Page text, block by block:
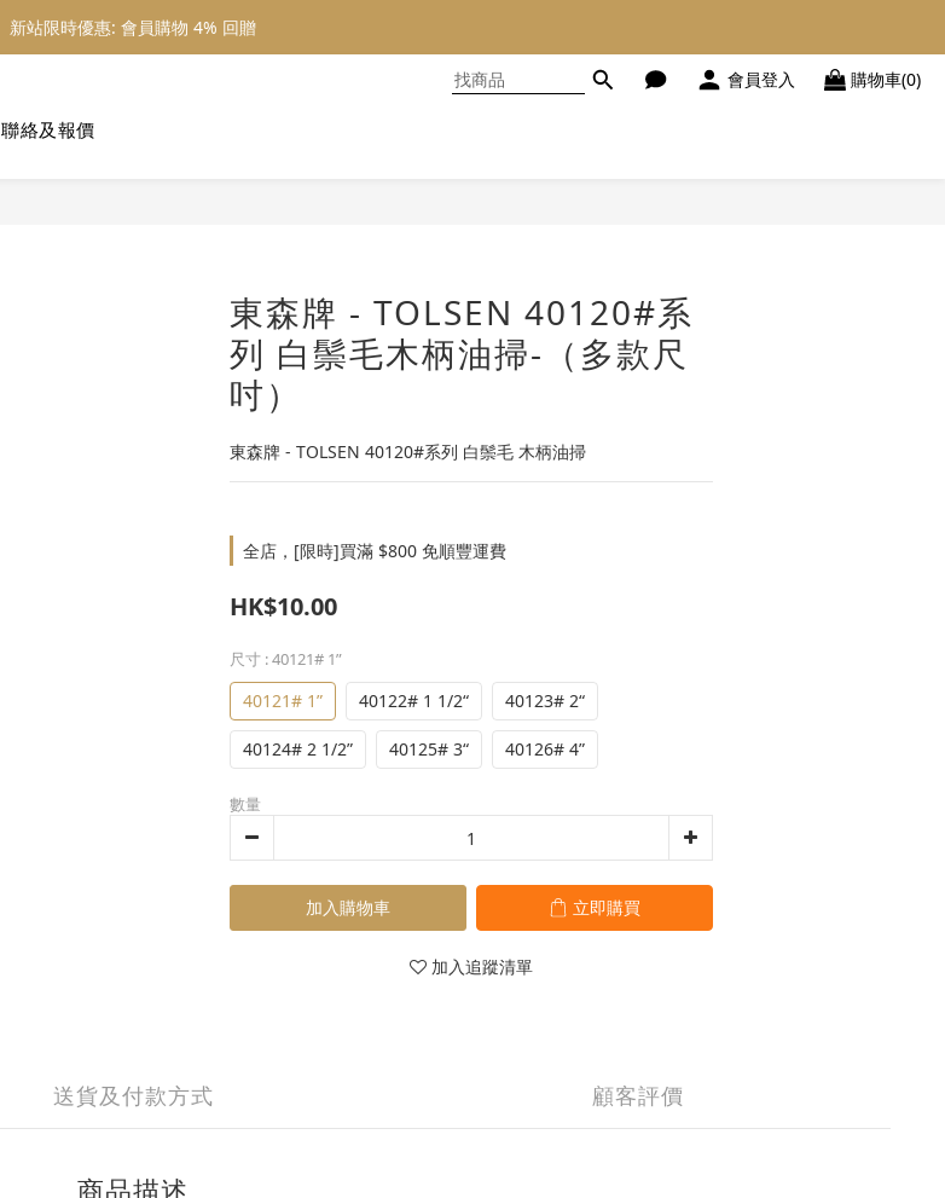
新站限時優惠: 會員購物 4% 回贈
新站限時優惠: 會員購物 4% 回贈
新站限時優惠: 會員購物 4% 回贈
會員登入 購物車(0)
聯絡及報價
東森牌 - TOLSEN 40120#系
列 白鬃毛木柄油掃-（多款尺
吋）
東森牌 - TOLSEN 40120#系列 白鬃毛 木柄油掃
全店，[限時]買滿 $800 免順豐運費
HK$10.00
尺寸 : 40121# 1”
40121# 1” 40122# 1 1/2“ 40123# 2“
40124# 2 1/2” 40125# 3“ 40126# 4”
數量
加入購物車 立即購買
加入追蹤清單
送貨及付款方式 顧客評價
商品描述